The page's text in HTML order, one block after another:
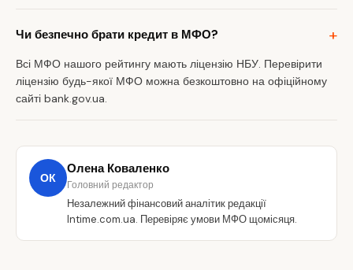
Чи безпечно брати кредит в МФО?
Всі МФО нашого рейтингу мають ліцензію НБУ. Перевірити
ліцензію будь-якої МФО можна безкоштовно на офіційному
сайті bank.gov.ua.
ОК
Олена Коваленко
Головний редактор
Незалежний фінансовий аналітик редакції
Intime.com.ua. Перевіряє умови МФО щомісяця.